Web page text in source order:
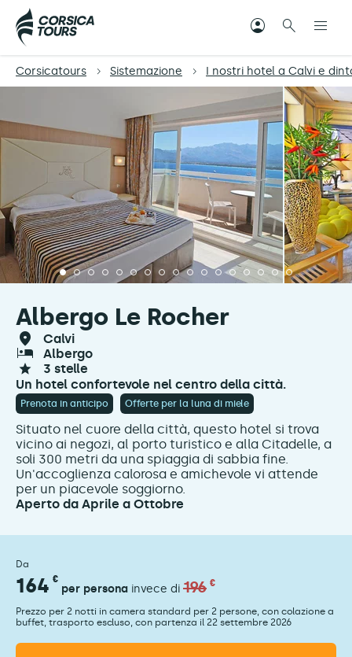
Corsicatours Sistemazione I nostri hotel a Calvi e
Albergo Le Rocher
calvi
albergo
3 stelle
Un hotel confortevole nel centro della città.
Prenota in anticipo Offerte per la luna di miele
Situato nel cuore della città, questo hotel si trova
vicino ai negozi, al porto turistico e alla Citadelle, a
soli 300 metri da una spiaggia di sabbia fine.
Un'accoglienza calorosa e amichevole vi attende
per un piacevole soggiorno.
Aperto da Aprile a Ottobre
Da
164 €
per persona invece di 196 €
Prezzo per 2 notti in camera standard per 2 persone, con colazione a
buffet, trasporto escluso, con partenza il 22 settembre 2026